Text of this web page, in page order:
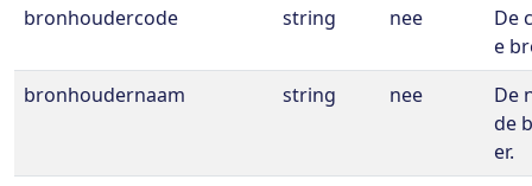
bronhoudercode
string nee
De
e
bronhoudernaam
string nee
De
de
er.